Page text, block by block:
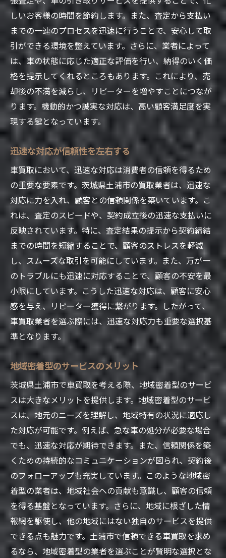
買取価格アップの交渉術
独自のネットワークを活用した高価買取
査定基準の透明性と公正さ
土浦市ならではの特別サービス
高価買取を実現するための工夫
土浦市の車買取業者が選ばれる理由とその秘密
地域密着型サービスの強み
プロフェッショナルな査定スタッフ
口コミで広がる信頼と安心感
迅速かつ丁寧な対応の評判
顧客ニーズに応える柔軟な対応
土浦市での買取実績が示す信頼性
信頼できる車買取業者の選び方とお客様の声
実際のお客様の声から学ぶ
評判の良い業者の選び方
信頼できる業者に共通する特徴
お客様に寄り添う姿勢の重要性
選ばれる業者の秘密に迫る
土浦市の顧客満足度ランキング
車を高く売るために知っておくべき査定のポイ
ント
査定額を上げるための準備
車の状態を最適化する方法
買取価格を最大化するための交渉術
査定士に伝えるべき重要情報
土浦市での査定シミュレーション
買取相場と市場動向を知る
しいお客様の時間を節約します。また、査定から支払い
までの一連のプロセスを迅速に行うことで、安心して取
引ができる環境を整えています。さらに、業者によって
は、車の状態に応じた適正な評価を行い、納得のいく価
格を提示してくれるところもあります。これにより、売
却後の不満を減らし、リピーターを増やすことにつなが
ります。機動的かつ誠実な対応は、高い顧客満足度を実
現する鍵となっています。
迅速な対応が信頼性を左右する
車買取において、迅速な対応は消費者の信頼を得るため
の重要な要素です。茨城県土浦市の買取業者は、迅速な
対応に力を入れ、顧客との信頼関係を築いています。こ
れは、査定のスピードや、契約成立後の迅速な支払いに
反映されています。特に、査定結果の提示から契約締結
までの時間を短縮することで、顧客のストレスを軽減
し、スムーズな取引を可能にしています。また、万が一
のトラブルにも迅速に対応することで、顧客の不安を最
小限にしています。こうした迅速な対応は、顧客に安心
感を与え、リピーター獲得に繋がります。したがって、
車買取業者を選ぶ際には、迅速な対応力も重要な選択基
準となります。
地域密着型のサービスのメリット
茨城県土浦市で車買取を考える際、地域密着型のサービ
スは大きなメリットを提供します。地域密着型のサービ
スは、地元のニーズを理解し、地域特有の状況に適応し
た対応が可能です。例えば、急な車の処分が必要な場合
でも、迅速な対応が期待できます。また、信頼関係を築
くための持続的なコミュニケーションが図られ、契約後
のフォローアップも充実しています。このような地域密
着型の業者は、地域社会への貢献も意識し、顧客の信頼
を得る基盤となっています。さらに、地域に根ざした情
報網を駆使し、他の地域にはない独自のサービスを提供
できる点も魅力です。土浦市で信頼できる車買取を求め
るなら、地域密着型の業者を選ぶことが賢明な選択とな